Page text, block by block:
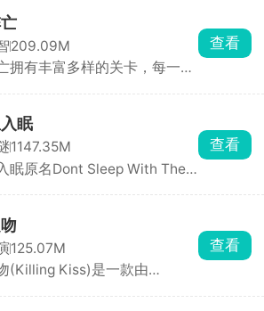
任务挑战，带来沉浸式驾驶体
驾驶摩托车在城市与公路上高
通过超车、逆向驾驶赚取分数
车速越快得分越高。赚取的奖
209.09M
拥有丰富多样的关卡，每一关
不同对手，操控火柴人移动、
展开激烈对战，可使用的武器
丰富，木棒、火箭炮、手雷等
。游戏目标简单直接，就是先
查看
眠
1147.35M
眠原名Dont Sleep With The
植至手机端的末日恐怖生存游
采用PSX复古低多边形风格，
称视角展开。玩家扮演一名船
正在沉没，你只有60秒的逃生
查看
125.07M
(Killing Kiss)是一款由
查看